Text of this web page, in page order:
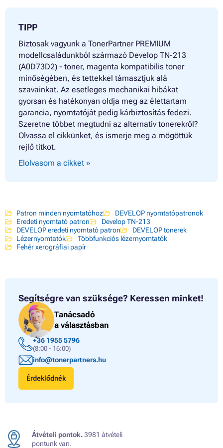
TIPP
Biztosak vagyunk a TonerPartner PREMIUM
modellcsaládunkból származó Develop TN-213
(A0D73D2) - toner, magenta kompatibilis toner
minőségében, és tettekkel támasztjuk alá
szavainkat. Az esetleges mechanikai hibákat
gyorsan és hatékonyan oldja meg az élettartam
garancia, nyomtatóját pedig kárbiztosítás fedezi.
Szeretne többet megtudni az alternatív tonerekről?
Olvassa el cikkünket, és ismerje meg a mögöttük
rejlő titkot.
Elolvasom a cikket »
Patron minden nyomtatóhoz
DEVELOP nyomtatópatronok
Eredeti nyomtató patron
Develop TN-213
DEVELOP eredeti nyomtató patron
DEVELOP tonerek
Lézernyomtatók
Többfunkciós lézernyomtatók
Fehér xerográfiai papír
Segítségre van szüksége? Keressen minket!
Tanácsadó
a választásban
+36 1955 5796
(8:00 - 16:00)
info@tonerpartners.hu
Érdeklődnék
Átvételi pontok.3981 átvételi
pontunk van.